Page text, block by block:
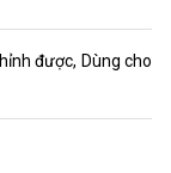
được, Dùng cho